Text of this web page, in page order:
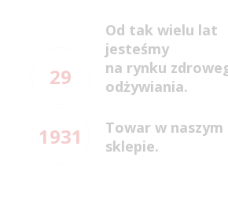
29
Od tak wielu lat
jesteśmy
na rynku
odżywiania.
1931
Towar w naszym
sklepie.